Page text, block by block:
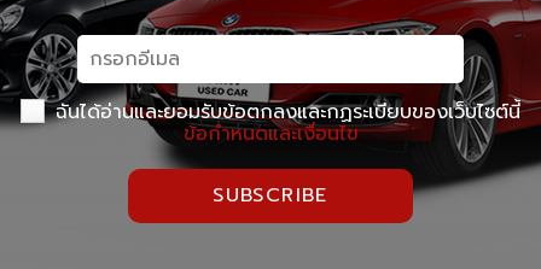
ฉันได้อ่านและยอมรับข้อตกลงและกฏระเบียบของเว็บไซต์นี้
ข้อกำหนดและเงื่อนไข
SUBSCRIBE